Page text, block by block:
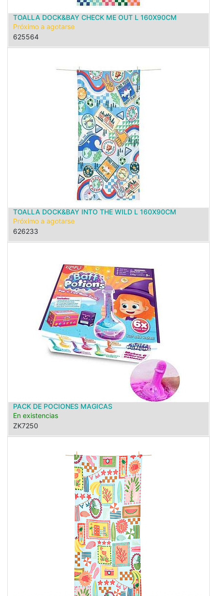
TOALLA DOCK&BAY CHECK ME OUT L 160X90CM
Próximo a agotarse
625564
TOALLA DOCK&BAY INTO THE WILD L 160X90CM
Próximo a agotarse
626233
PACK DE POCIONES MAGICAS
En existencias
ZK7250